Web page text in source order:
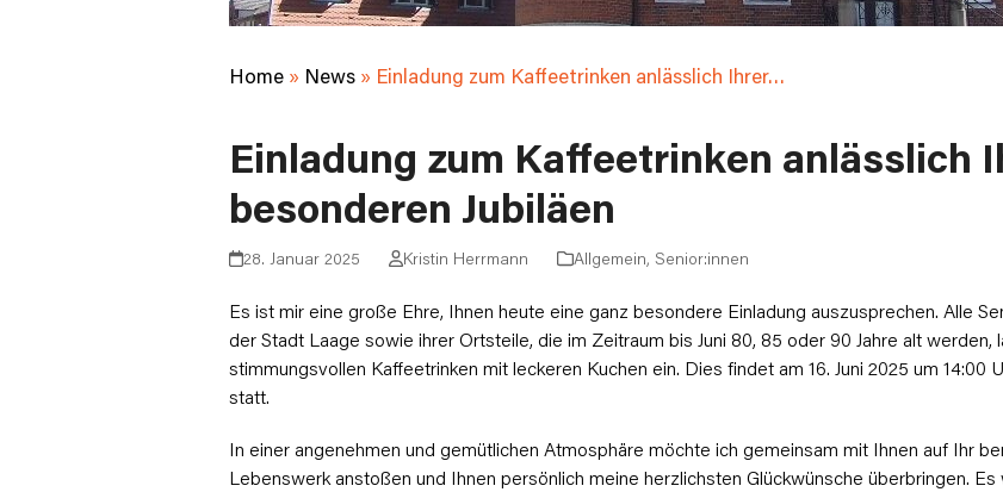
Home» News» Einladung zum Kaffeetrinken anlässlich Ihrer…
Einladung zum Kaffeetrinken anlässlich
besonderen Jubiläen
28. Januar 2025 Kristin Herrmann Allgemein,Senior:innen
Es ist mir eine große Ehre, Ihnen heute eine ganz besondere Einladung auszusprechen. Alle
der Stadt Laage sowie ihrer Ortsteile, die im Zeitraum bis Juni 80, 85 oder 90 Jahre alt werden,
stimmungsvollen Kaffeetrinken mit leckeren Kuchen ein. Dies findet am 16. Juni 2025 um 14:00
statt.
In einer angenehmen und gemütlichen Atmosphäre möchte ich gemeinsam mit Ihnen auf Ihr
Lebenswerk anstoßen und Ihnen persönlich meine herzlichsten Glückwünsche überbringen.